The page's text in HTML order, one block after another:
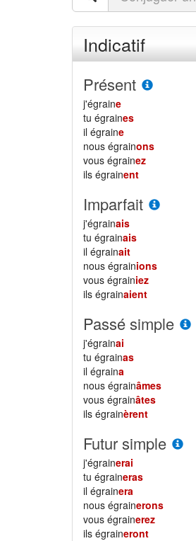
Indicatif
Présent
j'égraine
tu égraines
il égraine
nous égrainons
vous égrainez
ils égrainent
Imparfait
j'égrainais
tu égrainais
il égrainait
nous égrainions
vous égrainiez
ils égrainaient
Passé simple
j'égrainai
tu égrainas
il égraina
nous égrainâmes
vous égrainâtes
ils égrainèrent
Futur simple
j'égrainerai
tu égraineras
il égrainera
nous égrainerons
vous égrainerez
ils égraineront